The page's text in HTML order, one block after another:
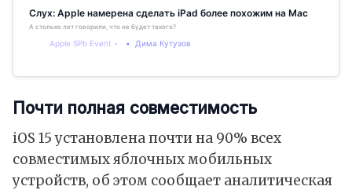
Слух: Apple намерена сделать iPad более похожим на Mac
А столько лет говорили, что не будет такого?
Apple SPb Event Дима Кутузов
Почти полная совместимость
iOS 15 установлена почти на 90% всех
совместимых яблочных мобильных
устройств, об этом сообщает аналитическая